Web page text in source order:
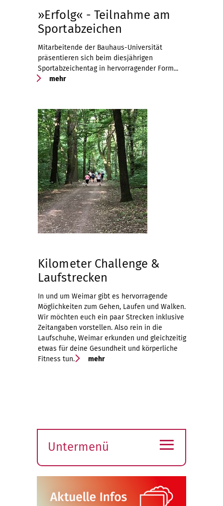
»Erfolg« - Teilnahme am
Sportabzeichen
Mitarbeitende der Bauhaus-Universität
präsentieren sich beim diesjährigen
Sportabzeichentag in hervorragender Form...
mehr
Kilometer Challenge &
Laufstrecken
In und um Weimar gibt es hervorragende
Möglichkeiten zum Gehen, Laufen und Walken.
Wir möchten euch ein paar Strecken inklusive
Zeitangaben vorstellen. Also rein in die
Laufschuhe, Weimar erkunden und gleichzeitig
etwas für deine Gesundheit und körperliche
Fitness tun.
mehr
Untermenü
öffnen
≡